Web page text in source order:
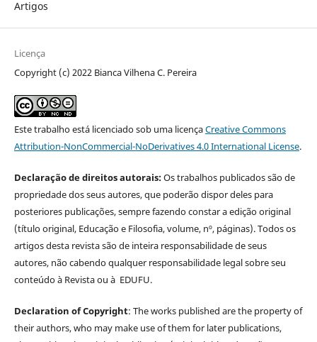
Artigos
Licença
Copyright (c) 2022 Bianca Vilhena C. Pereira
Este trabalho está licenciado sob uma licençaCreative Commons
Attribution-NonCommercial-NoDerivatives 4.0 International License.
Declaração de direitos autorais:Os trabalhos publicados são de
propriedade dos seus autores, que poderão dispor deles para
posteriores publicações, sempre fazendo constar a edição original
(título original, Educação e Filosofia, volume, nº, páginas). Todos os
artigos desta revista são de inteira responsabilidade de seus
autores, não cabendo qualquer responsabilidade legal sobre seu
conteúdo à Revista ou à EDUFU.
Declaration of Copyright: The works published are the property of
their authors, who may make use of them for later publications,